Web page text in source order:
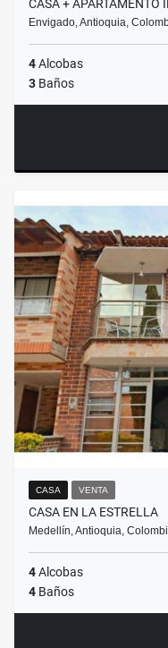
CASA + APARTAMENTO
Envigado, Antioquia,
4Alcobas
3 Baños
CASA VENTA
CASA EN LA ESTRELLA
Medellín, Antioquia,
4Alcobas
4 Baños